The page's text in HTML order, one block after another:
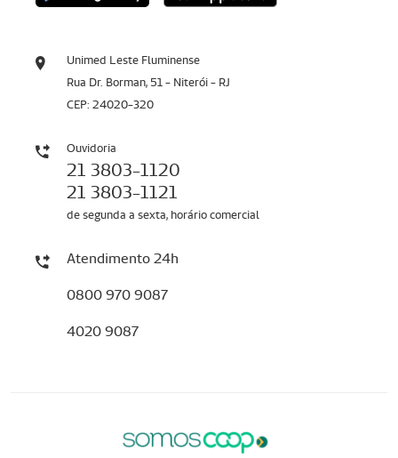
Unimed Leste Fluminense
Rua Dr. Borman, 51 - Niterói - RJ
CEP: 24020-320
Ouvidoria
21 3803-1120
21 3803-1121
de segunda a sexta, horário comercial
Atendimento 24h
0800 970 9087
4020 9087